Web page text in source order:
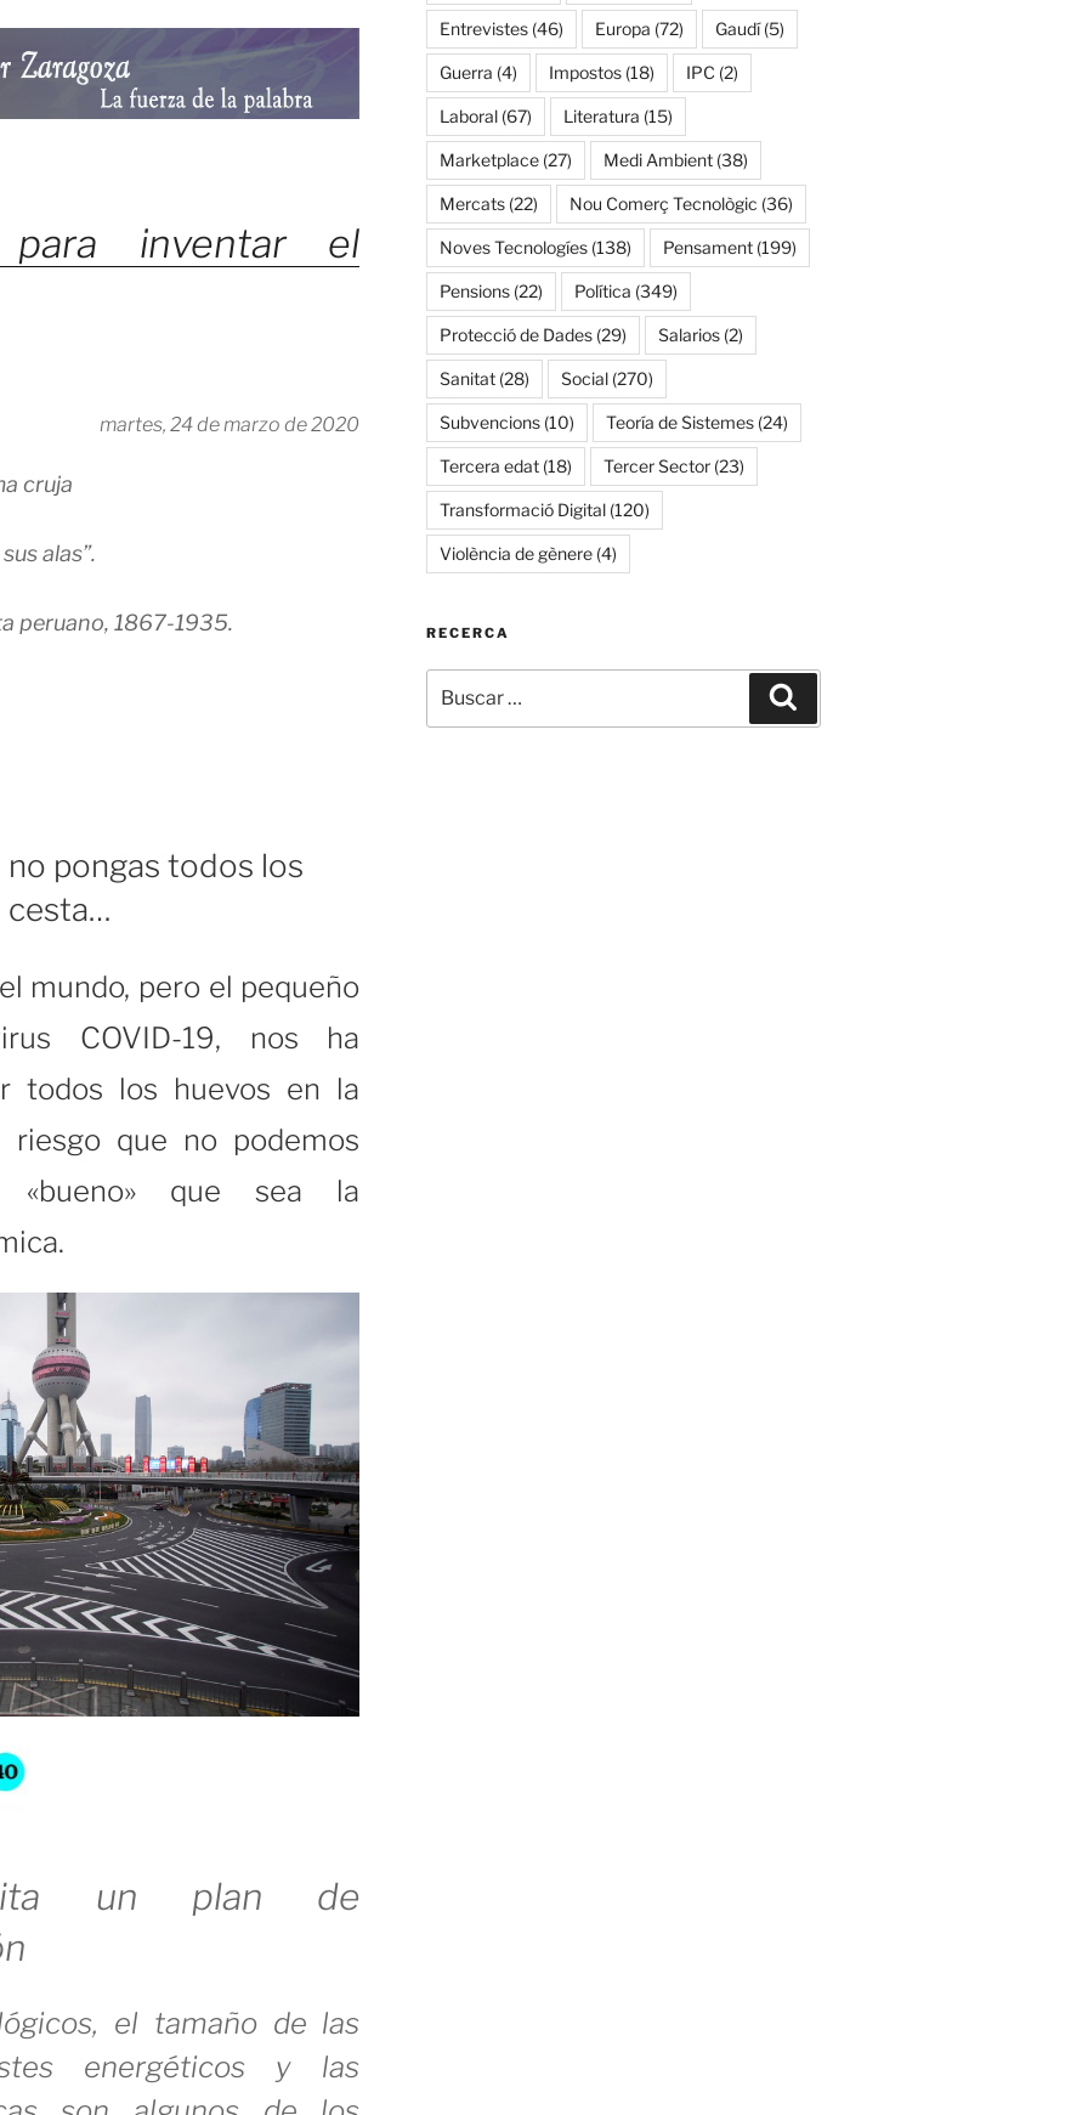
para inventar el
martes, 24 de marzo de 2020
cruja
alas”.
peruano, 1867-1935.
pongas todos los
cesta…
mundo, pero el pequeño
COVID-19, nos ha
todos los huevos en la
que no podemos
«bueno» que sea la
un plan de
el tamaño de las
energéticos y las
Entrevistes(46) Europa (72) Gaudí(5)
Guerra (4) Impostos(18) IPC (2)
Laboral(67) Literatura (15)
Marketplace(27) Medi Ambient(38)
Mercats(22) Nou Comerç Tecnològic (36)
Noves Tecnologíes(138) Pensament(199)
Pensions(22) Política (349)
Protecció de Dades(29) Salarios(2)
Sanitat(28) Social(270)
Subvencions(10) Teoría de Sistemes(24)
Tercera edat(18) Tercer Sector(23)
Transformació Digital(120)
Violència de gènere(4)
RECERCA
por: